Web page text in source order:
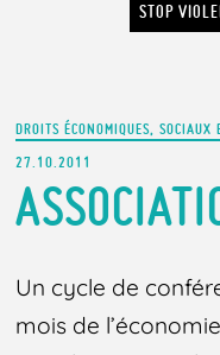
STOP
DROITS ÉCONOMIQUES, SOCIAUX
27.10.2011
Un cycle de
mois de